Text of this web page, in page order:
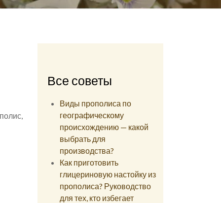
Все советы
Виды прополиса по
географическому
происхождению — какой
выбрать для
производства?
Как приготовить
глицериновую настойку из
прополиса? Руководство
для тех, кто избегает